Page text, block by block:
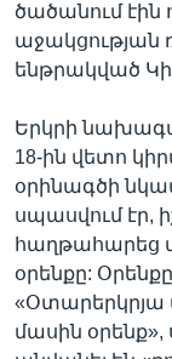
ծածանում էին
աջակցության
ենթրակված
Երկրի
18-ին վետո
օրինագծի
սպասվում էր,
հաղթահարեց
օրենքը:
«Օտարերկրյա
մասին